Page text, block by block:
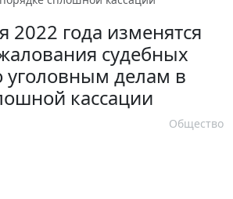
2022 года изменятся
судебных
делам в
кассации
Общество